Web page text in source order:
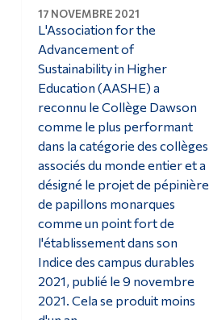
17 NOVEMBRE 2021
L'Association for the
Advancement of
Sustainability in Higher
Education (AASHE) a
reconnu le Collège Dawson
comme le plus performant
dans la catégorie des collèges
associés du monde entier et a
désigné le projet de pépinière
de papillons monarques
comme un point fort de
l'établissement dans son
Indice des campus durables
2021, publié le 9 novembre
2021. Cela se produit moins